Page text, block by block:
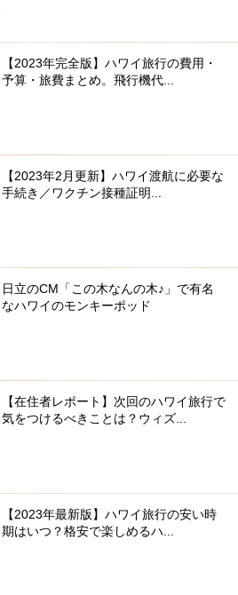
【2023年完全版】ハワイ旅行の費用・
予算・旅費まとめ。飛行機代...
【2023年2月更新】ハワイ渡航に必要な
手続き／ワクチン接種証明...
日立のCM「この木なんの木♪」で有名
なハワイのモンキーポッド
【在住者レポート】次回のハワイ旅行で
気をつけるべきことは？ウィズ...
【2023年最新版】ハワイ旅行の安い時
期はいつ？格安で楽しめるハ...